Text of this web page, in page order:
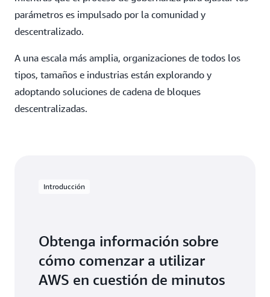
parámetros es impulsado por la comunidad y
descentralizado.
A una escala más amplia, organizaciones de todos los
tipos, tamaños e industrias están explorando y
adoptando soluciones de cadena de bloques
descentralizadas.
Introducción
Obtenga información sobre
cómo comenzar a utilizar
AWS en cuestión de minutos